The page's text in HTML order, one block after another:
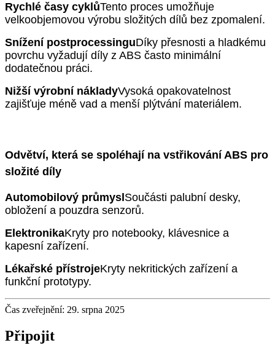
Rychlé časy cyklůTento proces umožňuje
velkoobjemovou výrobu složitých dílů bez zpomalení.
Snížení postprocessinguDíky přesnosti a hladkému
povrchu vyžadují díly z ABS často minimální
dodatečnou práci.
Nižší výrobní nákladyVysoká opakovatelnost
zajišťuje méně vad a menší plýtvání materiálem.
Odvětví, která se spoléhají na vstřikování ABS pro
složité díly
Automobilový průmysl Součásti palubní desky,
obložení a pouzdra senzorů.
ElektronikaKryty pro notebooky, klávesnice a
kapesní zařízení.
Lékařské přístrojeKryty nekritických zařízení a
funkční prototypy.
Čas zveřejnění: 29. srpna 2025
Připojit